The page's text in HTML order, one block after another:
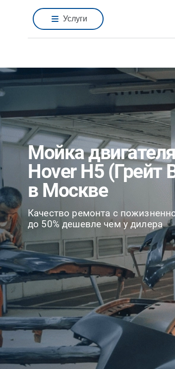
Услуги
Мойка двигателя
Hover H5 (Грейт
в Москве
Качество ремонта с
до 50% дешевле чем у дилера